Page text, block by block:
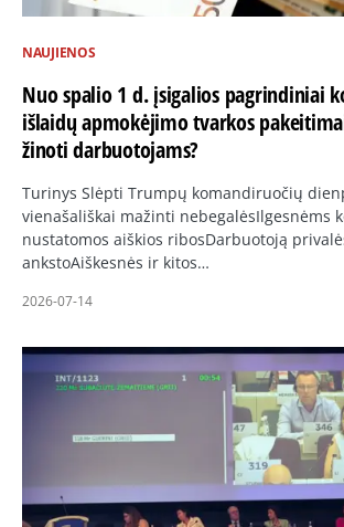
NAUJIENOS
Nuo spalio 1 d. įsigalios pagrindiniai
išlaidų apmokėjimo tvarkos
žinoti darbuotojams?
Turinys Slėpti Trumpų komandiruočių
vienašališkai mažinti nebegalėsIlgesnėms
nustatomos aiškios ribosDarbuotoją
ankstoAiškesnės ir kitos…
2026-07-14